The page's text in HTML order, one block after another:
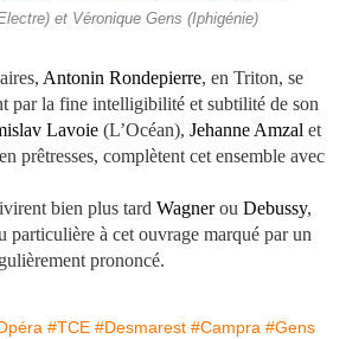
et Véronique Gens (Iphigénie)
Antonin Rondepierre, en Triton, se
par la fine intelligibilité et subtilité de son
Lavoie (L’Océan), Jehanne Amzal et
prêtresses, complètent cet ensemble avec
bien plus tard Wagnerou Debussy,
particulière à cet ouvrage marqué par un
prononcé.
#TCE #Desmarest #Campra #Gens